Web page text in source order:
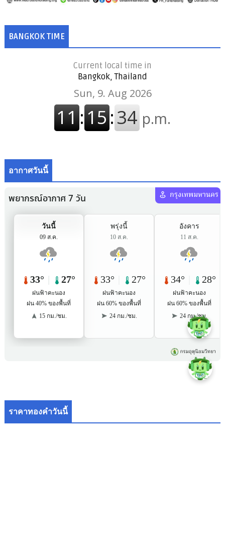
BANGKOK TIME
Current local time in
Bangkok, Thailand
อากาศวันนี้
ราคาทองคำวันนี้